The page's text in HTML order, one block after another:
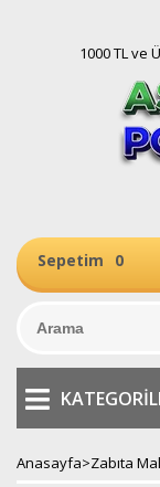
1000 TL ve
Sepetim 0
Anasayfa>Zabıta